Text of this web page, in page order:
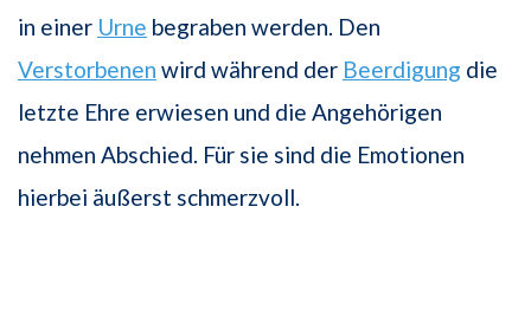
in einer Urne begraben werden. Den
Verstorbenen wird während der Beerdigung die
letzte Ehre erwiesen und die Angehörigen
nehmen Abschied. Für sie sind die Emotionen
hierbei äußerst schmerzvoll.